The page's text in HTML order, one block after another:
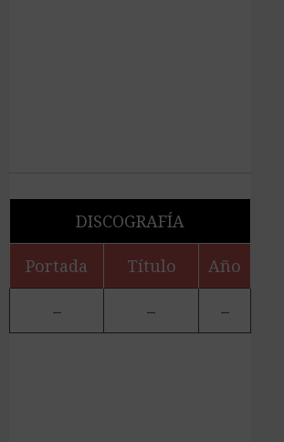
DISCOGRAFÍA
Portada Título Año
– – –